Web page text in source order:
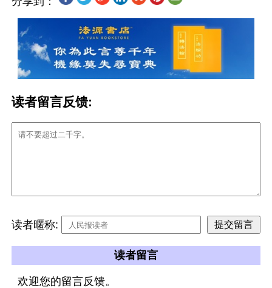
读者留言反馈:
读者暱称:
读者留言
欢迎您的留言反馈。